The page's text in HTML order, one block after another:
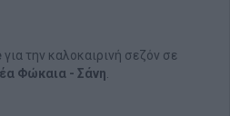
για την καλοκαιρινή σεζόν σε
Φώκαια - Σάνη